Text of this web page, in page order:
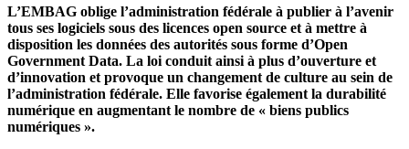
L’EMBAG oblige l’administration fédérale à publier à l’avenir
tous ses logiciels sous des licences open source et à mettre à
disposition les données des autorités sous forme d’Open
Government Data. La loi conduit ainsi à plus d’ouverture et
d’innovation et provoque un changement de culture au sein de
l’administration fédérale. Elle favorise également la durabilité
numérique en augmentant le nombre de « biens publics
numériques ».